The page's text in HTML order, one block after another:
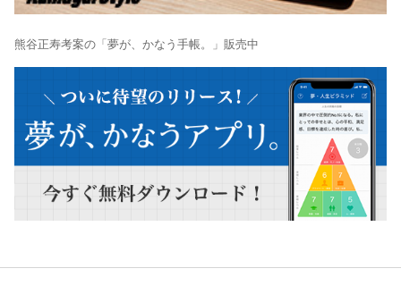
熊谷正寿考案の「夢が、かなう手帳。」販売中